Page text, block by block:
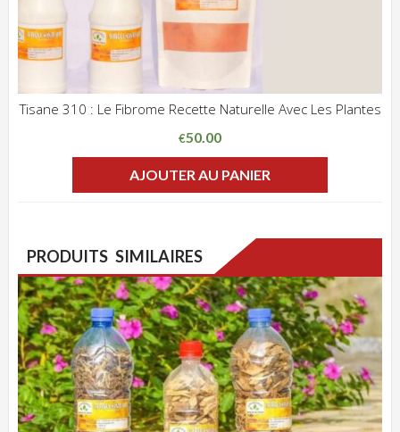
Tisane 310 : Le Fibrome Recette Naturelle Avec Les Plantes
€50.00
AJOUTER AU PANIER
PRODUITS SIMILAIRES